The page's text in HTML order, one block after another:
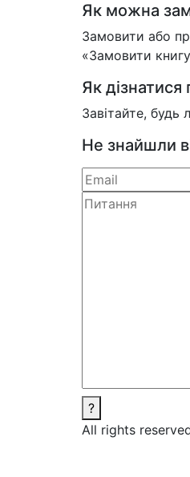
Як можна
Замовити або
«Замовити
Як дізнатися
Завітайте, будь
Не знайшли
?
All rights